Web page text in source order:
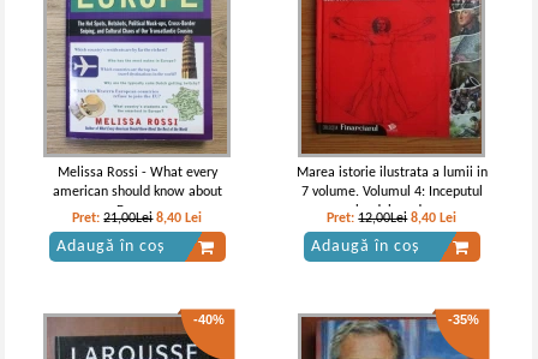
Melissa Rossi - What every
american should know about
Europe
Pret:21,00Lei 8,40 Lei
Adaugă în coș
Marea istorie ilustrata a lumii in
7 volume. Volumul 4: Inceputul
perioadei moderne
Pret:12,00Lei 8,40 Lei
Adaugă în coș
-40% -35%